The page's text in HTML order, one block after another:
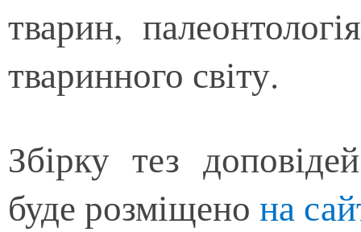
тварин,
тваринного світу.
Збірку тез
буде розміщено на